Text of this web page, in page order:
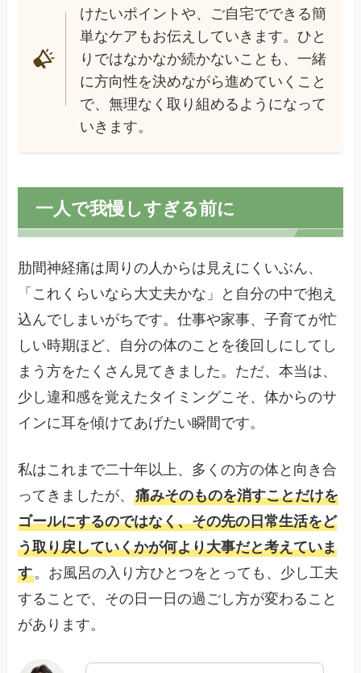
けたいポイントや、ご自宅でできる簡
単なケアもお伝えしていきます。ひと
りではなかなか続かないことも、一緒
に方向性を決めながら進めていくこと
で、無理なく取り組めるようになって
いきます。
一人で我慢しすぎる前に
肋間神経痛は周りの人からは見えにくいぶん、
「これくらいなら大丈夫かな」と自分の中で抱え
込んでしまいがちです。仕事や家事、子育てが忙
しい時期ほど、自分の体のことを後回しにしてし
まう方をたくさん見てきました。ただ、本当は、
少し違和感を覚えたタイミングこそ、体からのサ
インに耳を傾けてあげたい瞬間です。
私はこれまで二十年以上、多くの方の体と向き合
ってきましたが、痛みそのものを消すことだけを
ゴールにするのではなく、その先の日常生活をど
う取り戻していくかが何より大事だと考えていま
す。お風呂の入り方ひとつをとっても、少し工夫
することで、その日一日の過ごし方が変わること
があります。